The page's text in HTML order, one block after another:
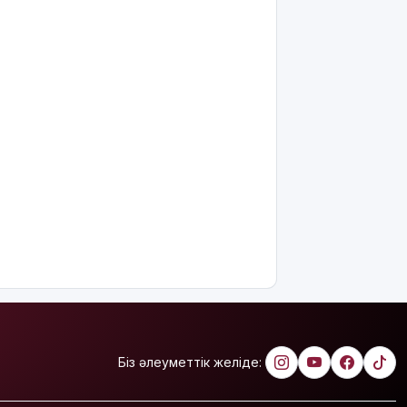
тәркіленді
Біз әлеуметтік желіде: